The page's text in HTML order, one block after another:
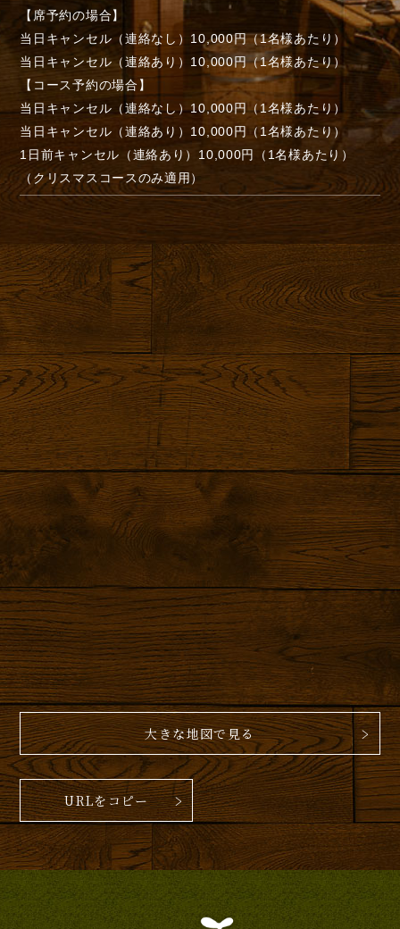
【席予約の場合】
当日キャンセル（連絡なし）10,000円（1名様あたり）
当日キャンセル（連絡あり）10,000円（1名様あたり）
【コース予約の場合】
当日キャンセル（連絡なし）10,000円（1名様あたり）
当日キャンセル（連絡あり）10,000円（1名様あたり）
1日前キャンセル（連絡あり）10,000円（1名様あたり）
（クリスマスコースのみ適用）
大きな地図で見る
URLをコピー